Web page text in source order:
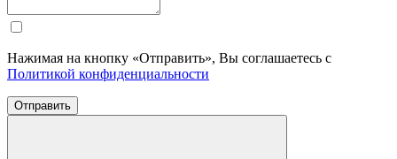
Нажимая на кнопку «Отправить», Вы соглашаетесь с
Политикой конфиденциальности
Отправить